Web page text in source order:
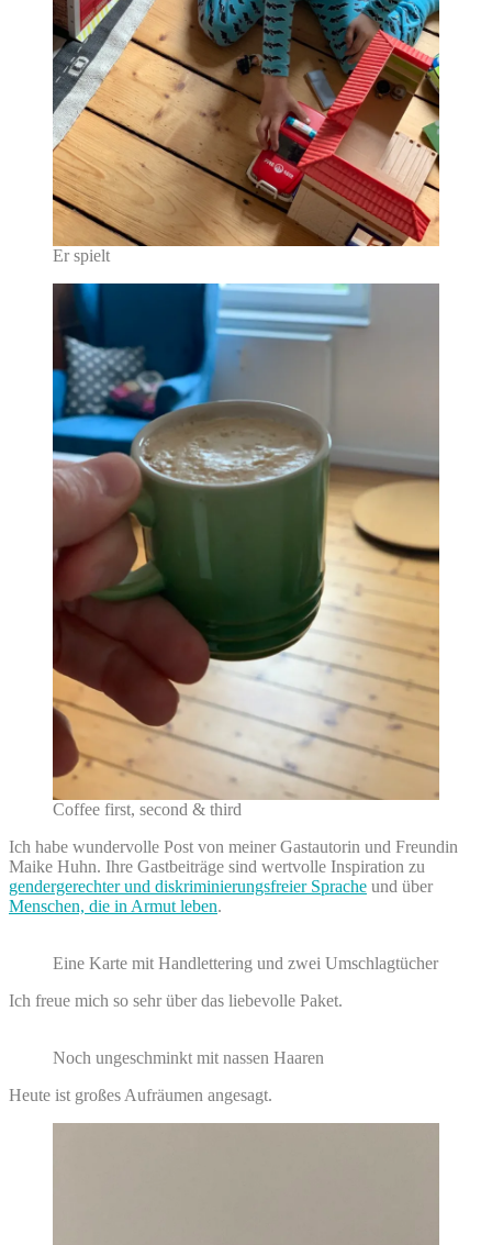
Er spielt
Coffee first, second & third
Ich habe wundervolle Post von meiner Gastautorin und Freundin
Maike Huhn. Ihre Gastbeiträge sind wertvolle Inspiration zu
gendergerechter und diskriminierungsfreier Sprache und über
Menschen, die in Armut leben.
Eine Karte mit Handlettering und zwei Umschlagtücher
Ich freue mich so sehr über das liebevolle Paket.
Noch ungeschminkt mit nassen Haaren
Heute ist großes Aufräumen angesagt.